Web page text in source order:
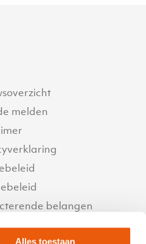
Alles toestaan
melden
belangen